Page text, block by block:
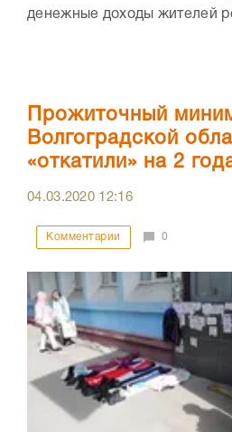
денежные доходы жителей
Прожиточный
Волгоградской
«откатили» на 2
04.03.2020 12:16
Комментарии 0